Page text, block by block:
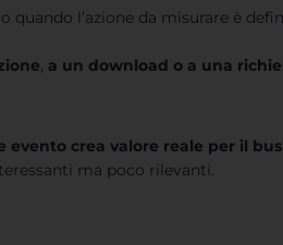
quando l’azione da misurare è
, a un download o a una
evento crea valore reale per il
ma poco rilevanti.